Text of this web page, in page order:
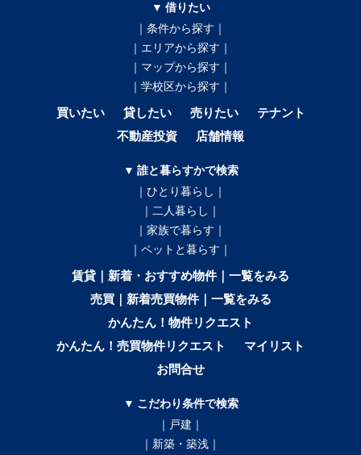
▼ 借りたい
｜条件から探す｜
｜エリアから探す｜
｜マップから探す｜
｜学校区から探す｜
買いたい 貸したい 売りたい
テナント
不動産投資
店舗情報
▼ 誰と暮らすかで検索
｜ひとり暮らし｜
｜二人暮らし｜
｜家族で暮らす｜
｜ペットと暮らす｜
賃貸｜新着・おすすめ物件｜一覧をみる
売買｜新着売買物件｜一覧をみる
かんたん！物件リクエスト
かんたん！売買物件リクエスト
マイリスト
お問合せ
▼ こだわり条件で検索
｜戸建｜
｜新築・築浅｜